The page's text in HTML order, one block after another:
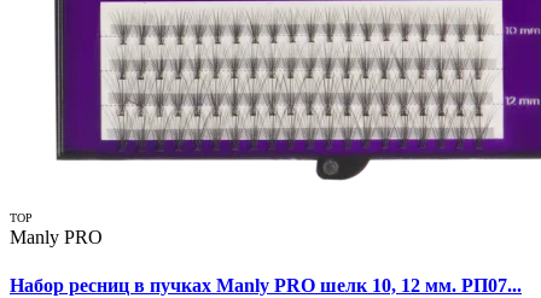
TOP
Manly PRO
Набор ресниц в пучках Manly PRO шелк 10, 12 мм. РП07...